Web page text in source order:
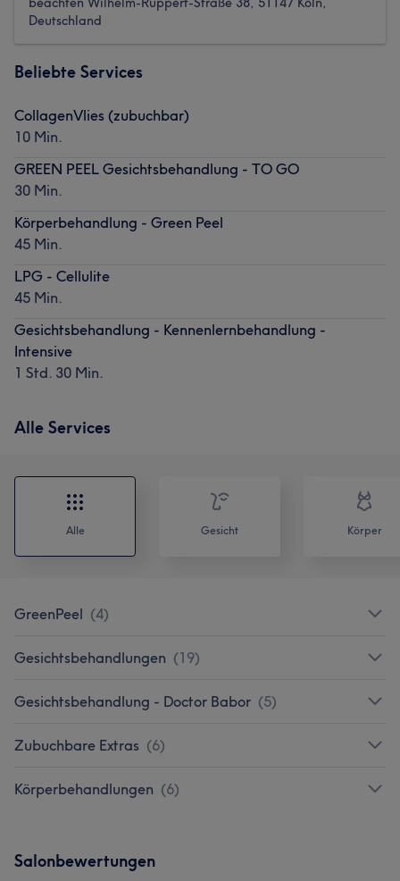
Deutschland
Beliebte Services
CollagenVlies (zubuchbar)
10 Min.
GREEN PEEL Gesichtsbehandlung - TO GO
30 Min.
Körperbehandlung - Green Peel
45 Min.
LPG - Cellulite
45 Min.
Gesichtsbehandlung - Kennenlernbehandlung -
Intensive
1 Std. 30 Min.
Alle Services
Alle Gesicht Körper
GreenPeel (4)
Gesichtsbehandlungen (19)
Gesichtsbehandlung - Doctor Babor (5)
Zubuchbare Extras (6)
Körperbehandlungen (6)
Salonbewertungen